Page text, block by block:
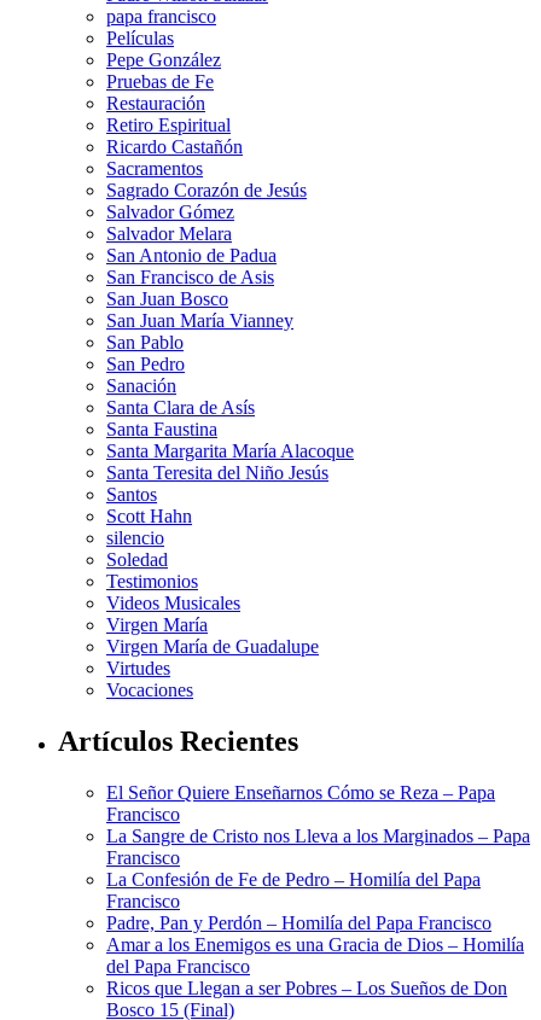
papa francisco
Películas
Pepe González
Pruebas de Fe
Restauración
Retiro Espiritual
Ricardo Castañón
Sacramentos
Sagrado Corazón de Jesús
Salvador Gómez
Salvador Melara
San Antonio de Padua
San Francisco de Asis
San Juan Bosco
San Juan María Vianney
San Pablo
San Pedro
Sanación
Santa Clara de Asís
Santa Faustina
Santa Margarita María Alacoque
Santa Teresita del Niño Jesús
Santos
Scott Hahn
silencio
Soledad
Testimonios
Videos Musicales
Virgen María
Virgen María de Guadalupe
Virtudes
Vocaciones
Artículos Recientes
El Señor Quiere Enseñarnos Cómo se Reza – Papa
Francisco
La Sangre de Cristo nos Lleva a los Marginados – Papa
Francisco
La Confesión de Fe de Pedro – Homilía del Papa
Francisco
Padre, Pan y Perdón – Homilía del Papa Francisco
Amar a los Enemigos es una Gracia de Dios – Homilía
del Papa Francisco
Ricos que Llegan a ser Pobres – Los Sueños de Don
Bosco 15 (Final)